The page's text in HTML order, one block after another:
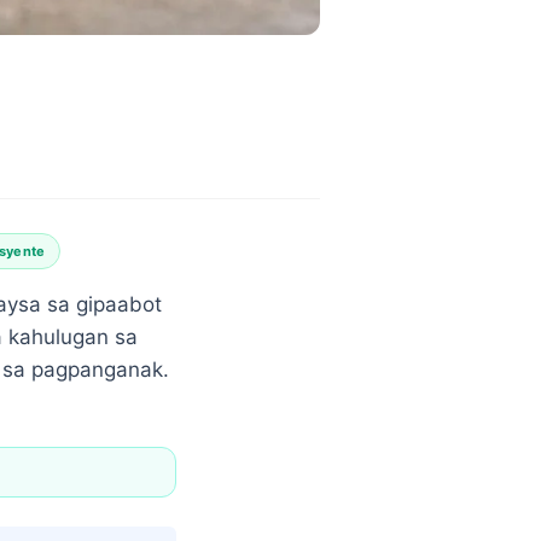
sa gipaabot
sa
pagpanganak.